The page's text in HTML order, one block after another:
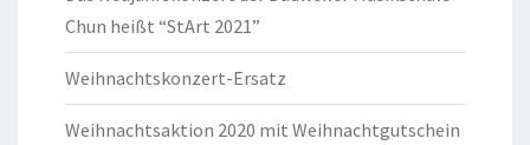
Chun heißt “StArt 2021”
Weihnachtskonzert-Ersatz
Weihnachtsaktion 2020 mit Weihnachtgutschein